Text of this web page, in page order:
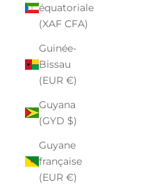
équatoriale
(XAF CFA)
Guinée-
Bissau
(EUR €)
Guyana
(GYD $)
Guyane
française
(EUR €)